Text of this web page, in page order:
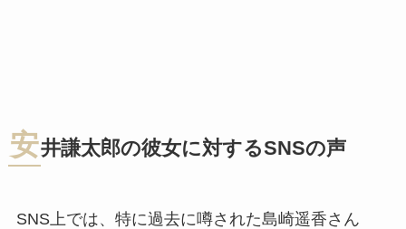
安井謙太郎の彼女に対するSNSの声
SNS上では、特に過去に噂された島崎遥香さん